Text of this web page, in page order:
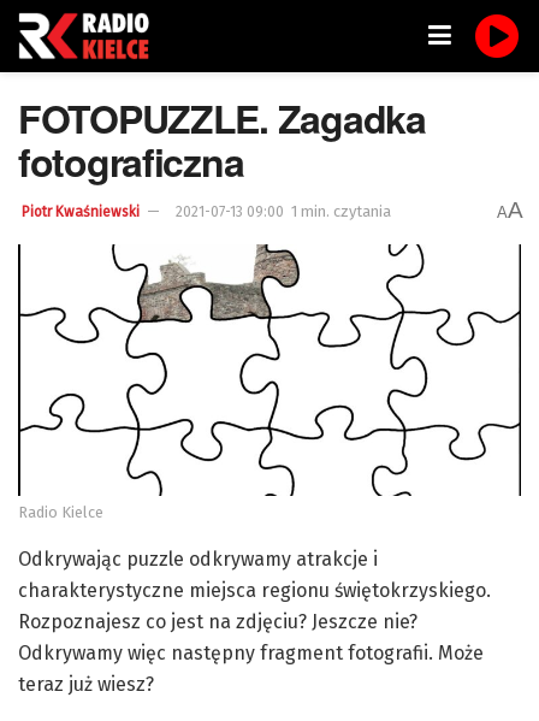
FOTOPUZZLE. Zagadka
fotograficzna
Piotr Kwaśniewski 2021-07-13 09:00 1 min. czytania AA
Radio Kielce
Odkrywając puzzle odkrywamy atrakcje i
charakterystyczne miejsca regionu świętokrzyskiego.
Rozpoznajesz co jest na zdjęciu? Jeszcze nie?
Odkrywamy więc następny fragment fotografii. Może
teraz już wiesz?